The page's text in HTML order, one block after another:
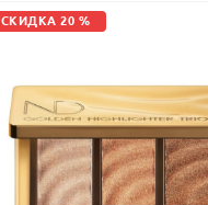
СКИДКА 20 %